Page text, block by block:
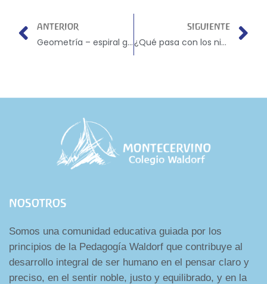
ANTERIOR
Geometría – espiral generado a partir de hexágonos anidados
SIGUIENTE
¿Qué pasa con los niños conectados a dispositivos electrónicos?
NOSOTROS
Somos una comunidad educativa guiada por los
principios de la Pedagogía Waldorf que contribuye al
desarrollo integral de ser humano en el pensar claro y
preciso, en el sentir noble, justo y equilibrado, y en la